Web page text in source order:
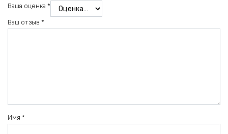
Ваша оценка *
Ваш отзыв *
Имя *